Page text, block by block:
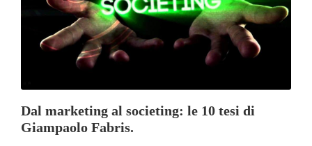
Dal marketing al societing: le 10 tesi di
Giampaolo Fabris.